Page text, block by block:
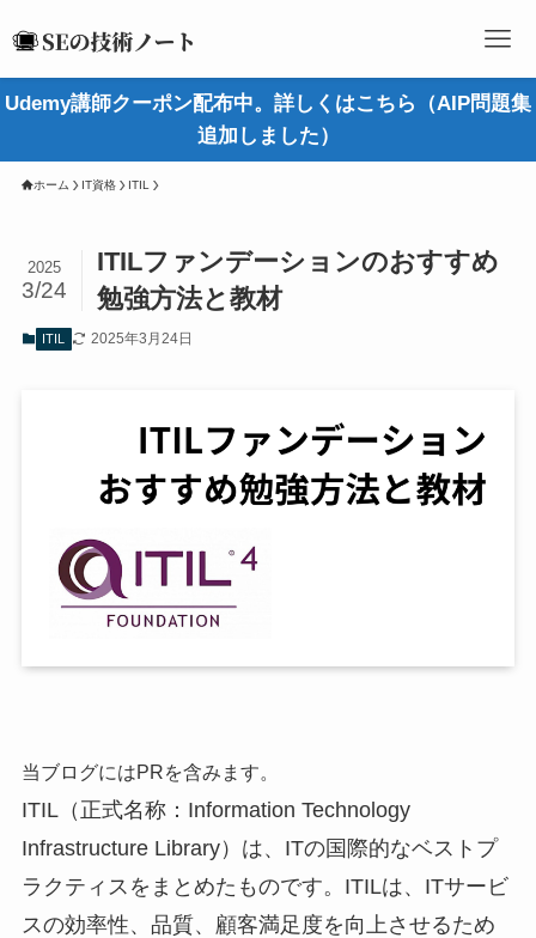
Udemy講師クーポン配布中。詳しくはこちら（AIP問題集
追加しました）
ホーム IT資格 ITIL
ITILファンデーションのおすすめ
勉強方法と教材
2025
3/24
ITIL 2025年3月24日
当ブログにはPRを含みます。
ITIL（正式名称：Information Technology
Infrastructure Library）は、ITの国際的なベストプ
ラクティスをまとめたものです。ITILは、ITサービ
スの効率性、品質、顧客満足度を向上させるため